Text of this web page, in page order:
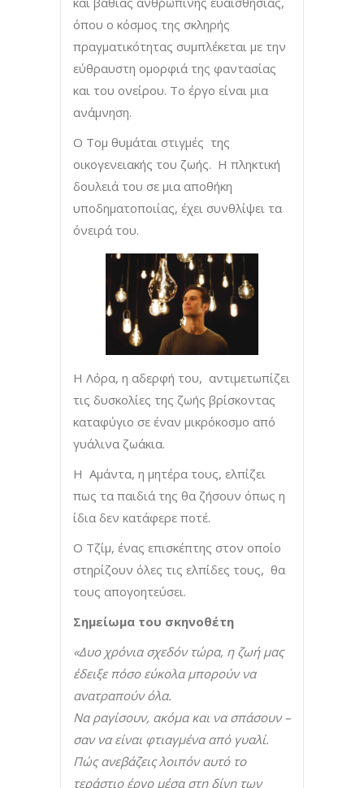
όπου ο κόσμος της σκληρής
πραγματικότητας συμπλέκεται με την
εύθραυστη ομορφιά της φαντασίας
και του ονείρου. Το έργο είναι μια
ανάμνηση.
Ο Τομ θυμάται στιγμές της
οικογενειακής του ζωής. Η πληκτική
δουλειά του σε μια αποθήκη
υποδηματοποιίας, έχει συνθλίψει τα
όνειρά του.
Η Λόρα, η αδερφή του, αντιμετωπίζει
τις δυσκολίες της ζωής βρίσκοντας
καταφύγιο σε έναν μικρόκοσμο από
γυάλινα ζωάκια.
Η Αμάντα, η μητέρα τους, ελπίζει
πως τα παιδιά της θα ζήσουν όπως η
ίδια δεν κατάφερε ποτέ.
Ο Τζίμ, ένας επισκέπτης στον οποίο
στηρίζουν όλες τις ελπίδες τους, θα
τους απογοητεύσει.
Σημείωμα του σκηνοθέτη
«Δυο χρόνια σχεδόν τώρα, η ζωή μας
έδειξε πόσο εύκολα μπορούν να
ανατραπούν όλα.
Να ραγίσουν, ακόμα και να σπάσουν –
σαν να είναι φτιαγμένα από γυαλί.
Πώς ανεβάζεις λοιπόν αυτό το
τεράστιο έργο μέσα στη δίνη των